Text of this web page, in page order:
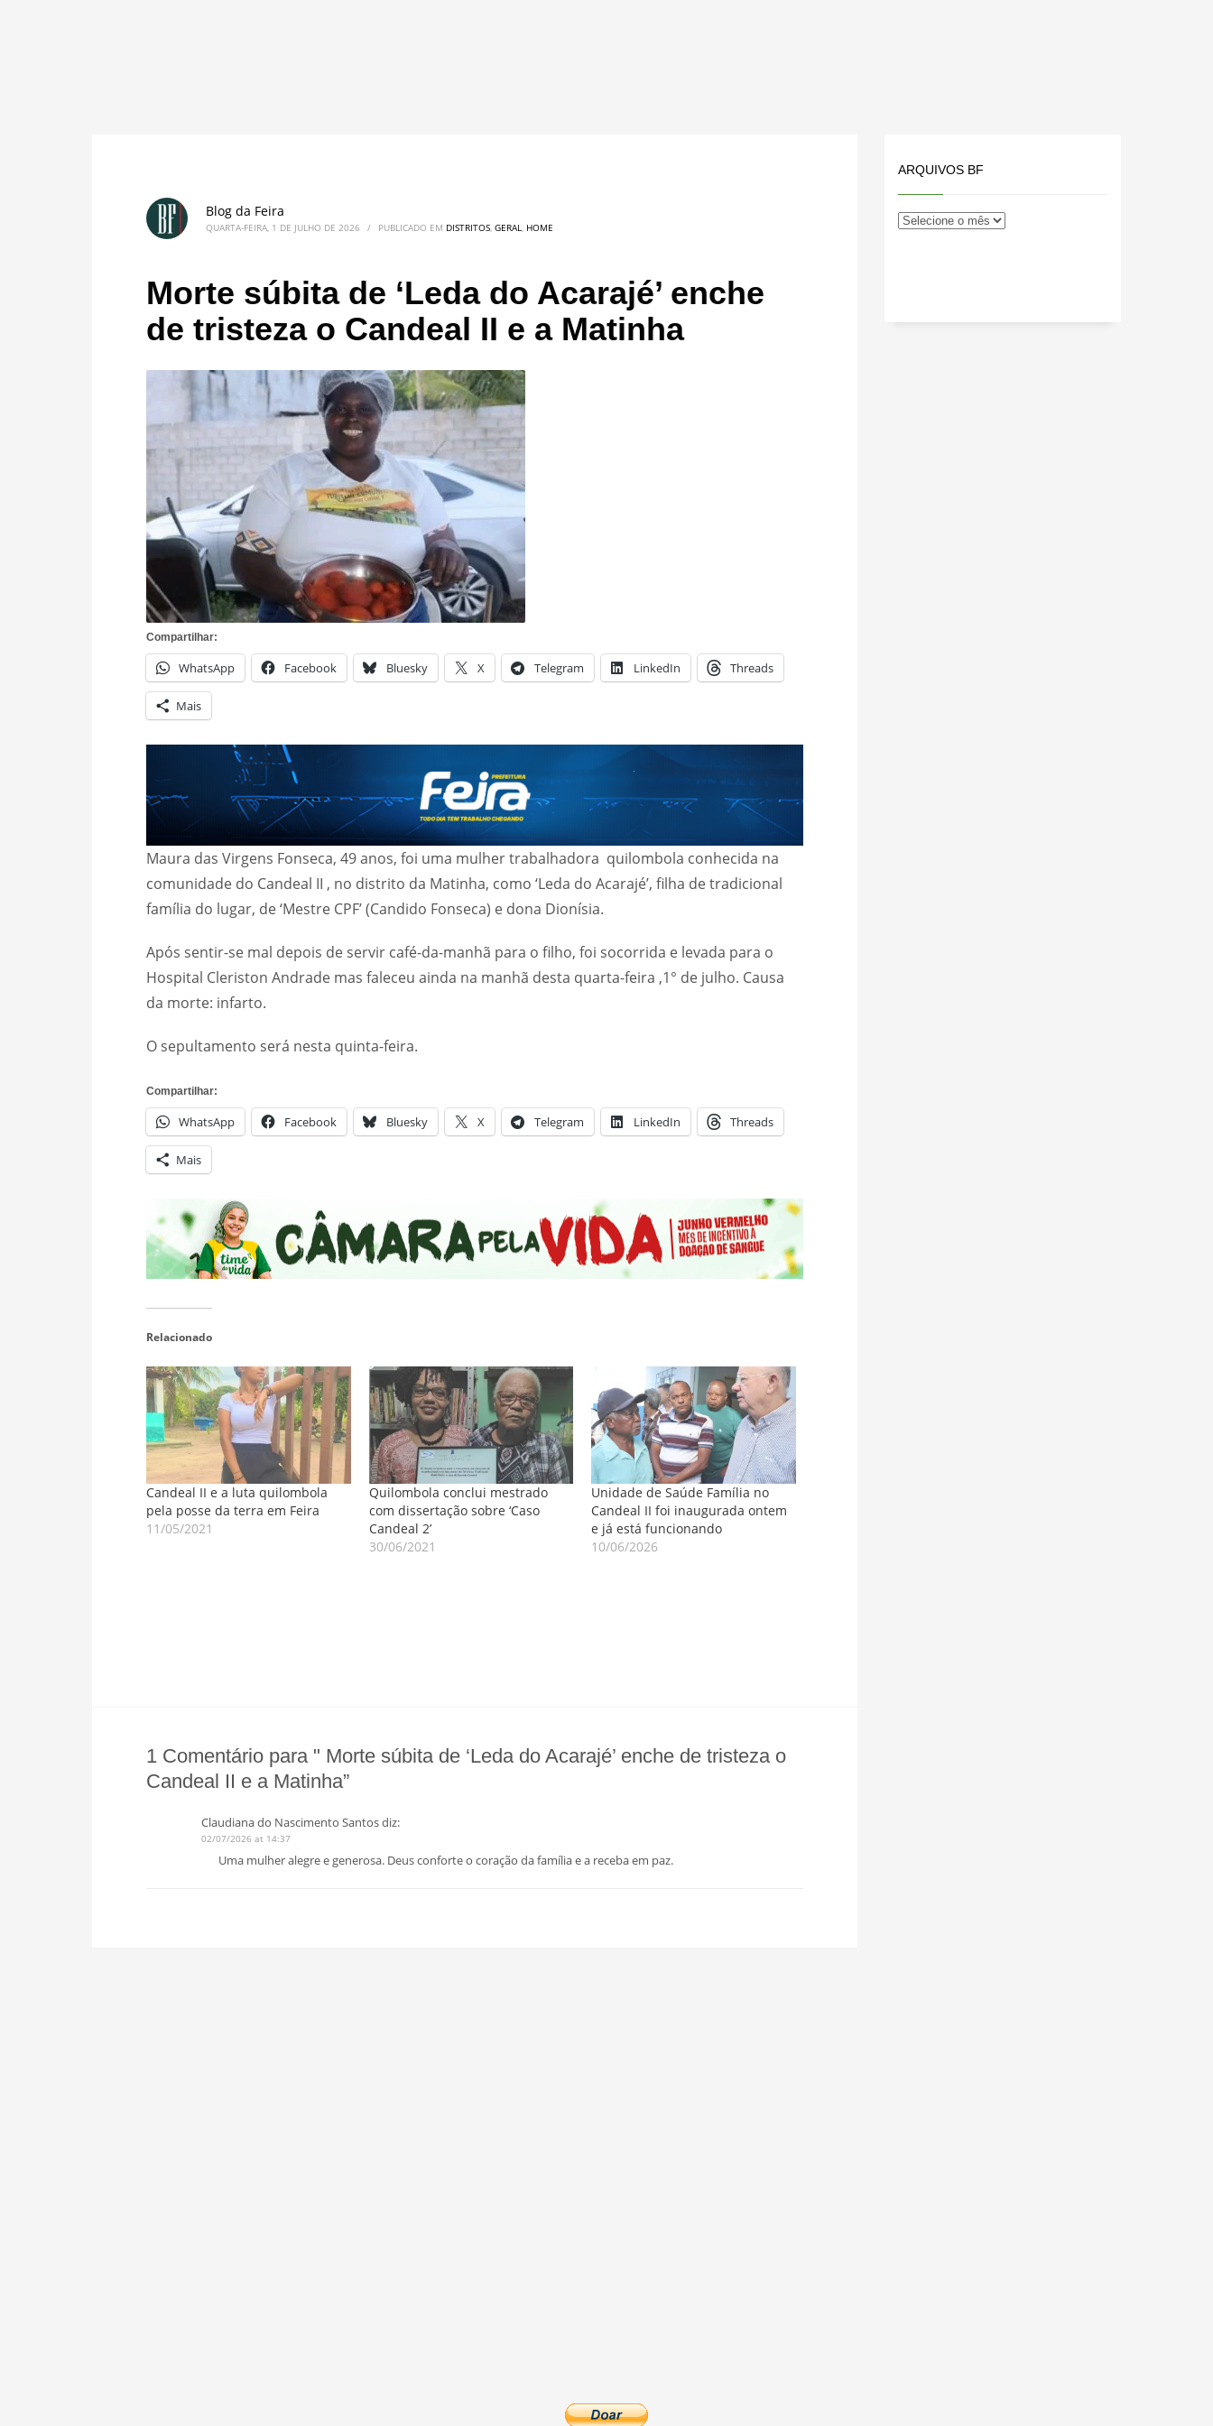
Blog da Feira
QUARTA-FEIRA, 1 DE JULHO DE 2026 / PUBLICADO EM DISTRITOS, GERAL, HOME
Morte súbita de ‘Leda do Acarajé’ enche
de tristeza o Candeal II e a Matinha
Compartilhar:
WhatsApp Facebook Bluesky X Telegram LinkedIn Threads
Mais
Maura das Virgens Fonseca, 49 anos, foi uma mulher trabalhadora quilombola conhecida na
comunidade do Candeal II , no distrito da Matinha, como ‘Leda do Acarajé’, filha de tradicional
família do lugar, de ‘Mestre CPF’ (Candido Fonseca) e dona Dionísia.
Após sentir-se mal depois de servir café-da-manhã para o filho, foi socorrida e levada para o
Hospital Cleriston Andrade mas faleceu ainda na manhã desta quarta-feira ,1° de julho. Causa
da morte: infarto.
O sepultamento será nesta quinta-feira.
Compartilhar:
WhatsApp Facebook Bluesky X Telegram LinkedIn Threads
Mais
Relacionado
Candeal II e a luta quilombola
pela posse da terra em Feira
11/05/2021
Quilombola conclui mestrado
com dissertação sobre ‘Caso
Candeal 2’
30/06/2021
Unidade de Saúde Família no
Candeal II foi inaugurada ontem
e já está funcionando
10/06/2026
1 Comentário para " Morte súbita de ‘Leda do Acarajé’ enche de tristeza o
Candeal II e a Matinha”
Claudiana do Nascimento Santosdiz:
02/07/2026 at 14:37
Uma mulher alegre e generosa. Deus conforte o coração da família e a receba em paz.
ARQUIVOS BF